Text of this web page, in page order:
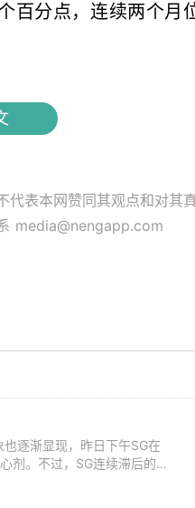
百分点，连续两个月
代表本网赞同其观点和对其
media@nengapp.com
逐渐显现，昨日下午SG在
剂。不过，SG连续滞后的涨
最高价？亦或废钢价格能否